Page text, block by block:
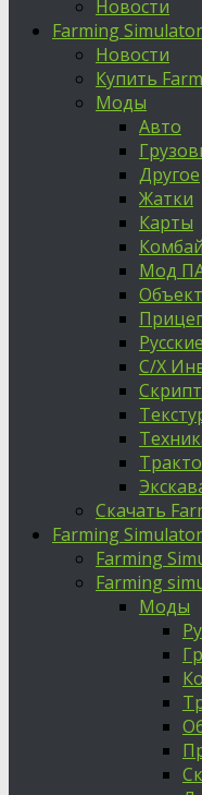
Новости
Farming
Новости
Купить
Моды
Авто
Другое
Жатки
Карты
Мод
С/Х
Скачать
Farming Simulator
Farming
Farming
Моды